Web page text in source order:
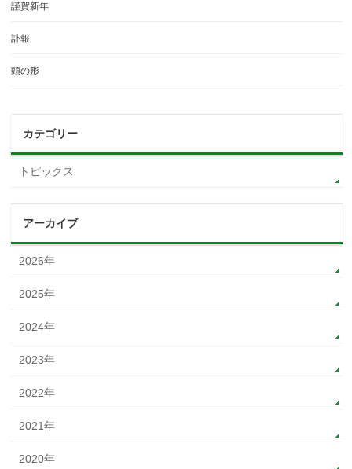
謹賀新年
訃報
頭の形
カテゴリー
トピックス
アーカイブ
2026年
2025年
2024年
2023年
2022年
2021年
2020年